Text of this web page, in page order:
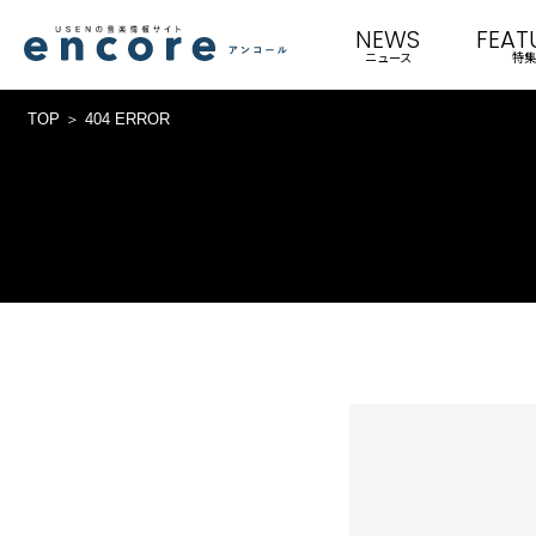
NEWS
ニュース 特集
TOP 404 ERROR